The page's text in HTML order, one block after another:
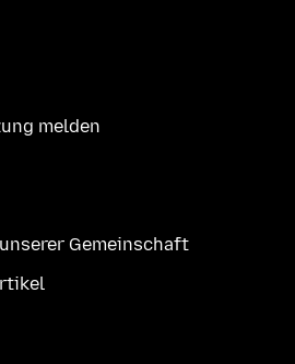
melden
Gemeinschaft